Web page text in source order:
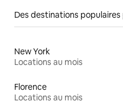
Des destinations
New York
Locations au mois
Florence
Locations au mois